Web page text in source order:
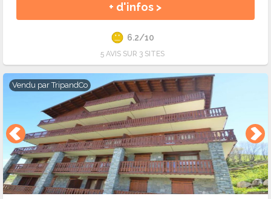
+ d'infos >
6.2/10
5 AVIS SUR 3 SITES
Vendu parTripandCo